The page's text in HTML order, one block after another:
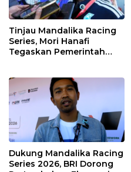
Tinjau Mandalika Racing
Series, Mori Hanafi
Tegaskan Pemerintah
Dukung Mandalika Racing
Series 2026, BRI Dorong